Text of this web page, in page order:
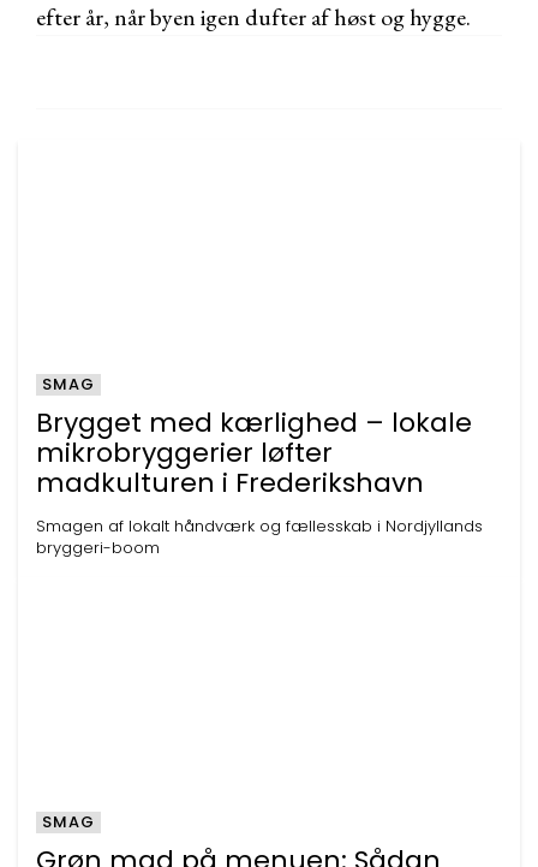
efter år, når byen igen dufter af høst og hygge.
Brygget med kærlighed – lokale
mikrobryggerier løfter
madkulturen i Frederikshavn
Smagen af lokalt håndværk og fællesskab i Nordjyllands
bryggeri-boom
SMAG
SMAG